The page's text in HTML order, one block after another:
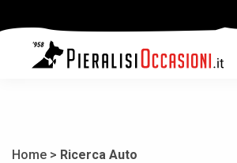
Home > Ricerca Auto